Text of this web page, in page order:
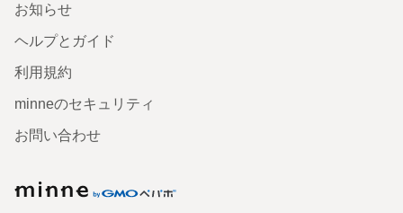
お知らせ
ヘルプとガイド
利用規約
minneのセキュリティ
お問い合わせ